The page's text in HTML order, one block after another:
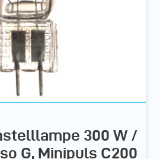
300 W /
G, Minipuls C200